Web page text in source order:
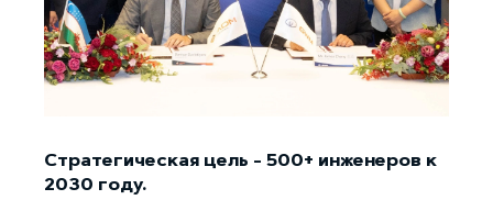
Стратегическая цель - 500+ инженеров к
2030 году.